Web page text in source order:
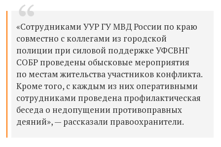
«Сотрудниками УУР ГУ МВД России по краю
совместно с коллегами из городской
полиции при силовой поддержке УФСВНГ
СОБР проведены обысковые мероприятия
по местам жительства участников конфликта.
Кроме того, с каждым из них оперативными
сотрудниками проведена профилактическая
беседа о недопущении противоправных
деяний», — рассказали правоохранители.